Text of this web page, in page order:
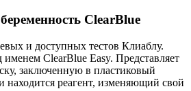
ClearBlue
и доступных тестов Клиаблу.
ClearBlue Easy. Представляет
заключенную в пластиковый
находится реагент, изменяющий свой